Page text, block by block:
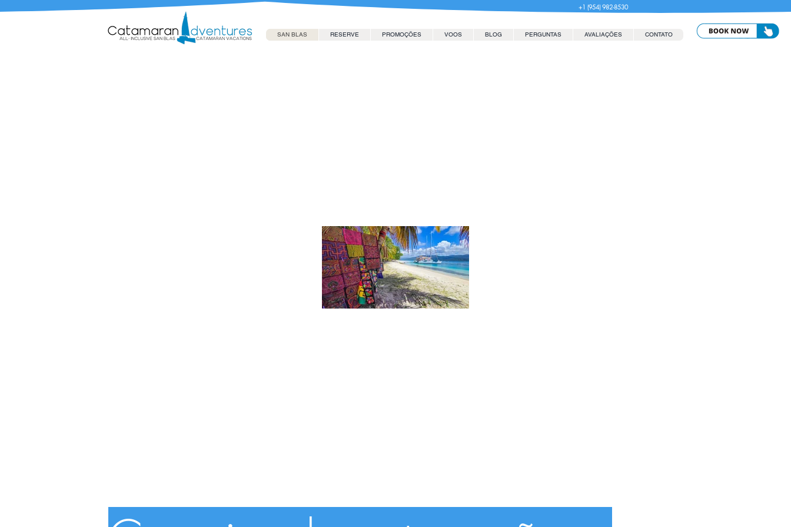
+1 (954) 982-8530
SAN BLAS RESERVE PROMOÇÕES VOOS BLOG PERGUNTAS AVALIAÇÕES CONTATO